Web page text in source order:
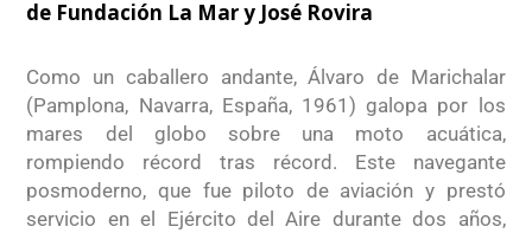
de Fundación La Mar y José Rovira
Como un caballero andante, Álvaro de Marichalar
(Pamplona, Navarra, España, 1961) galopa por los
mares del globo sobre una moto acuática,
rompiendo récord tras récord. Este navegante
posmoderno, que fue piloto de aviación y prestó
servicio en el Ejército del Aire durante dos años,